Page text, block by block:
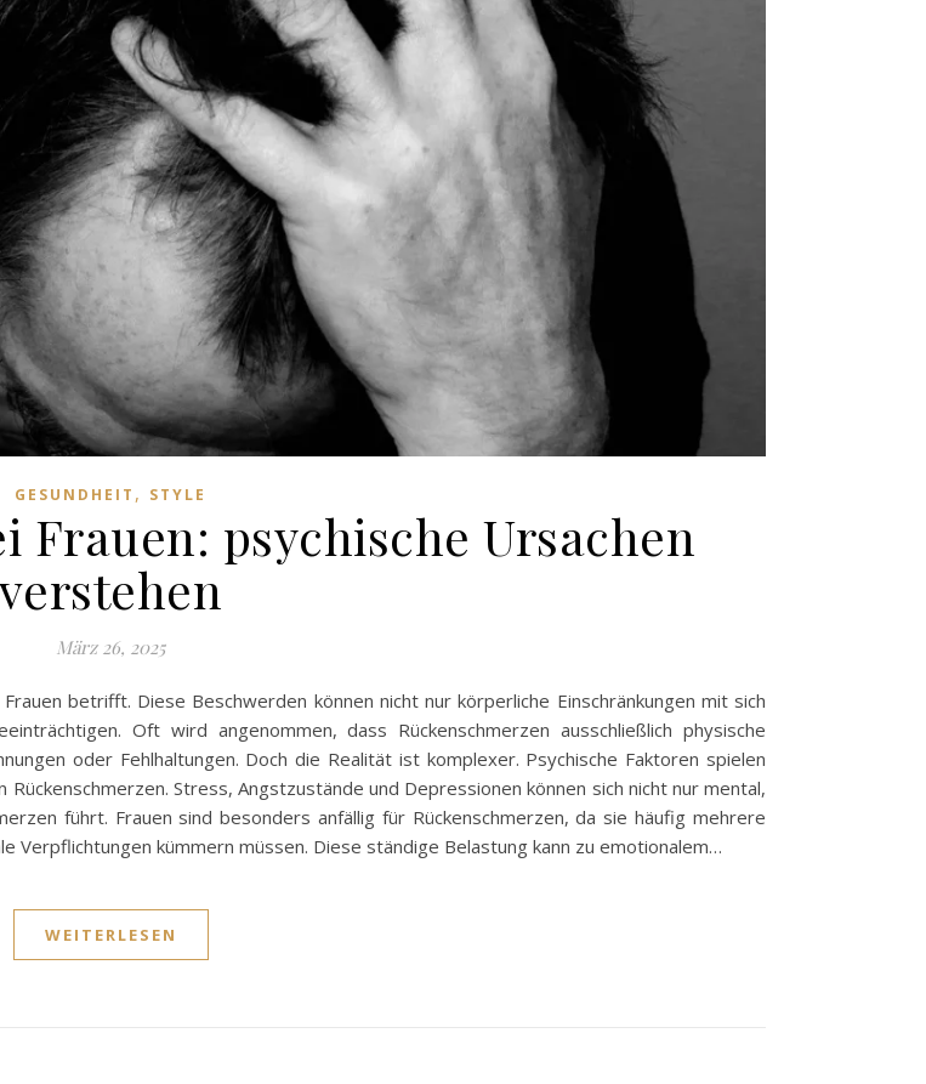
GESUNDHEIT , STYLE
Frauen: psychische Ursachen
verstehen
März 26, 2025
betrifft. Diese Beschwerden können nicht nur körperliche Einschränkungen mit sich
Oft wird angenommen, dass Rückenschmerzen ausschließlich physische
oder Fehlhaltungen. Doch die Realität ist komplexer. Psychische Faktoren spielen
Stress, Angstzustände und Depressionen können sich nicht nur mental,
führt. Frauen sind besonders anfällig für Rückenschmerzen, da sie häufig mehrere
Verpflichtungen kümmern müssen. Diese ständige Belastung kann zu emotionalem…
WEITERLESEN